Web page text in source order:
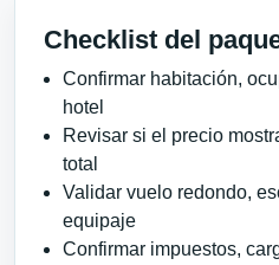
Checklist del
Confirmar habitación,
hotel
Revisar si el precio
total
Validar vuelo redondo,
equipaje
Confirmar impuestos,